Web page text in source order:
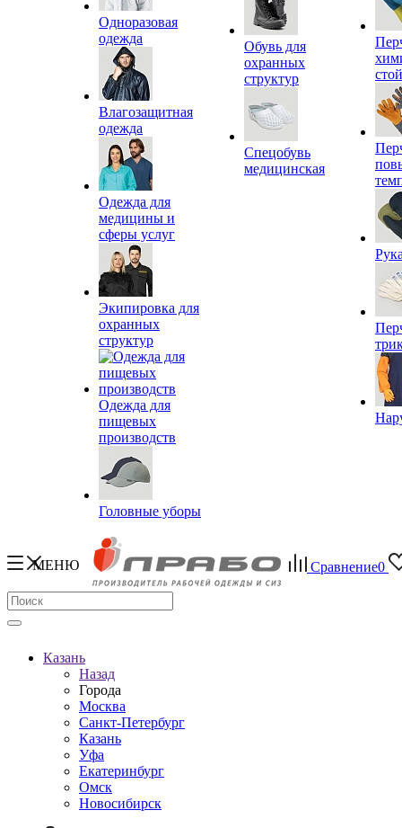
Одноразовая
одежда
Влагозащитная
одежда
Одежда для
медицины и
сферы услуг
Экипировка для
охранных
структур
Одежда для
пищевых
производств
Головные уборы
Обувь для
охранных
структур
Спецобувь
медицинская
МЕНЮ Сравнение0
Казань
Назад
Города
Москва
Санкт-Петербург
Казань
Уфа
Екатеринбург
Омск
Новосибирск